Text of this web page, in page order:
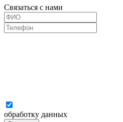
Связаться с нами
обработку данных